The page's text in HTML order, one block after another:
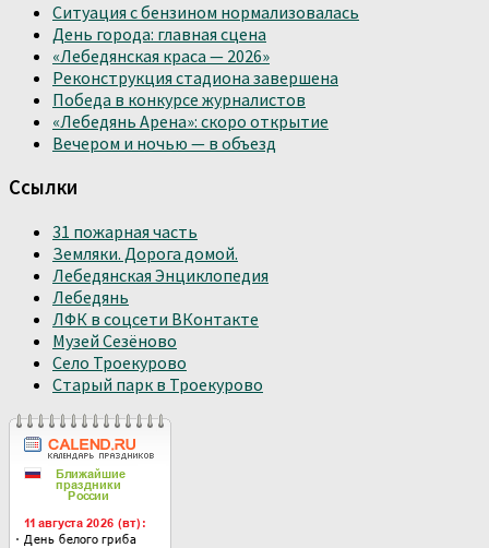
Ситуация с бензином нормализовалась
День города: главная сцена
«Лебедянская краса — 2026»
Реконструкция стадиона завершена
Победа в конкурсе журналистов
«Лебедянь Арена»: скоро открытие
Вечером и ночью — в объезд
Ссылки
31 пожарная часть
Земляки. Дорога домой.
Лебедянская Энциклопедия
Лебедянь
ЛФК в соцсети ВКонтакте
Музей Сезёново
Село Троекурово
Старый парк в Троекурово